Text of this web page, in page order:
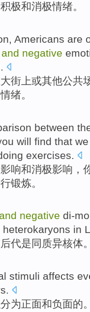
积极和消极情绪。
, Americans are
and negative
.
大街 上或其他公共
情绪。
between
will find that we
exercises
响和消极影响 ，
锻炼。
and negative di-
in
代是同质异核体
stimuli affects
为正面和负面的